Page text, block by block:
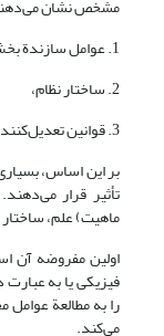
مشخص نشان
1. عوامل سازندة بخش‌های نظام،
2. ساختار نظام،
3. قوانین تعدیل‌‌کنندة کارکرد نظام.
بر این اساس،
تأثیر قرار
ماهیت) علم،
اولین مفروضه آن
فیزیکی یا به
را به مطالعة
می‌کند.